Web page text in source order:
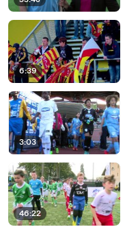
6:39
3:03
46:22